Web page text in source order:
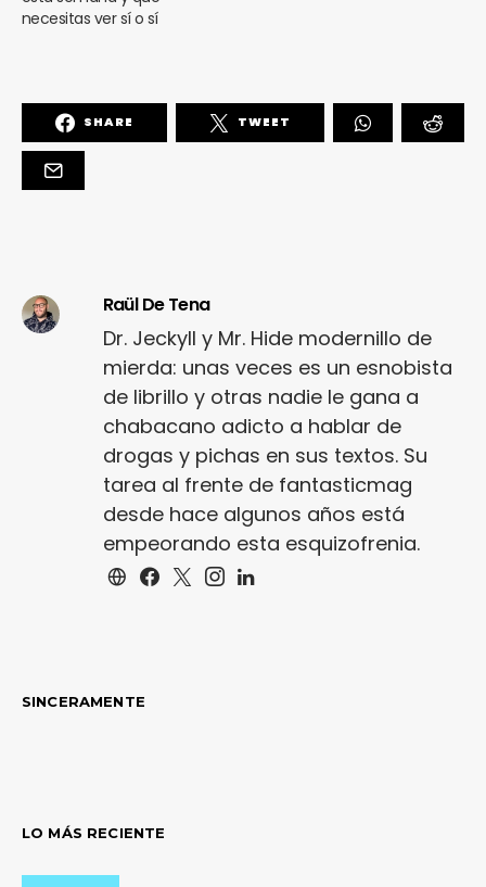
necesitas ver sí o sí
SHARE TWEET
Raül De Tena
Dr. Jeckyll y Mr. Hide modernillo de
mierda: unas veces es un esnobista
de librillo y otras nadie le gana a
chabacano adicto a hablar de
drogas y pichas en sus textos. Su
tarea al frente de fantasticmag
desde hace algunos años está
empeorando esta esquizofrenia.
SINCERAMENTE
LO MÁS RECIENTE